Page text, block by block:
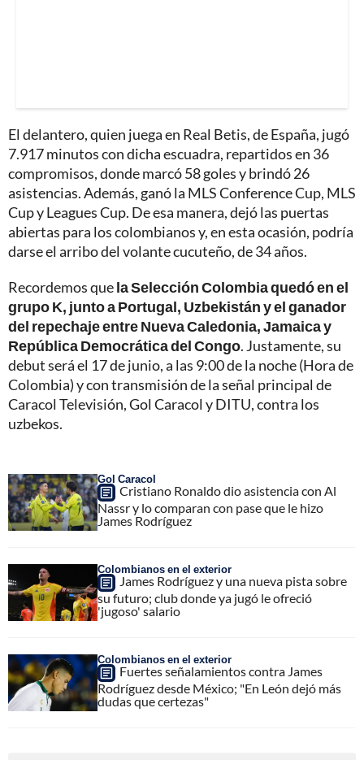
El delantero, quien juega en Real Betis, de España, jugó
7.917 minutos con dicha escuadra, repartidos en 36
compromisos, donde marcó 58 goles y brindó 26
asistencias. Además, ganó la MLS Conference Cup, MLS
Cup y Leagues Cup. De esa manera, dejó las puertas
abiertas para los colombianos y, en esta ocasión, podría
darse el arribo del volante cucuteño, de 34 años.
Recordemos quela Selección Colombia quedó en el
grupo K, junto a Portugal, Uzbekistán y el ganador
del repechaje entre Nueva Caledonia, Jamaica y
República Democrática del Congo. Justamente, su
debut será el 17 de junio, a las 9:00 de la noche (Hora de
Colombia) y con transmisión de la señal principal de
Caracol Televisión, Gol Caracol y DITU, contra los
uzbekos.
Gol Caracol
Cristiano Ronaldo dio asistencia con Al
Nassr y lo comparan con pase que le hizo
James Rodríguez
Colombianos en el exterior
James Rodríguez y una nueva pista sobre
su futuro; club donde ya jugó le ofreció
'jugoso' salario
Colombianos en el exterior
Fuertes señalamientos contra James
Rodríguez desde México; "En León dejó más
dudas que certezas"